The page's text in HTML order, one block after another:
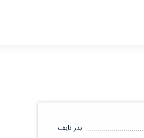
بدر نايف